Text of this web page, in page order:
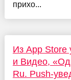
прихо...
Из App Store
и Видео,
Ru. Push-